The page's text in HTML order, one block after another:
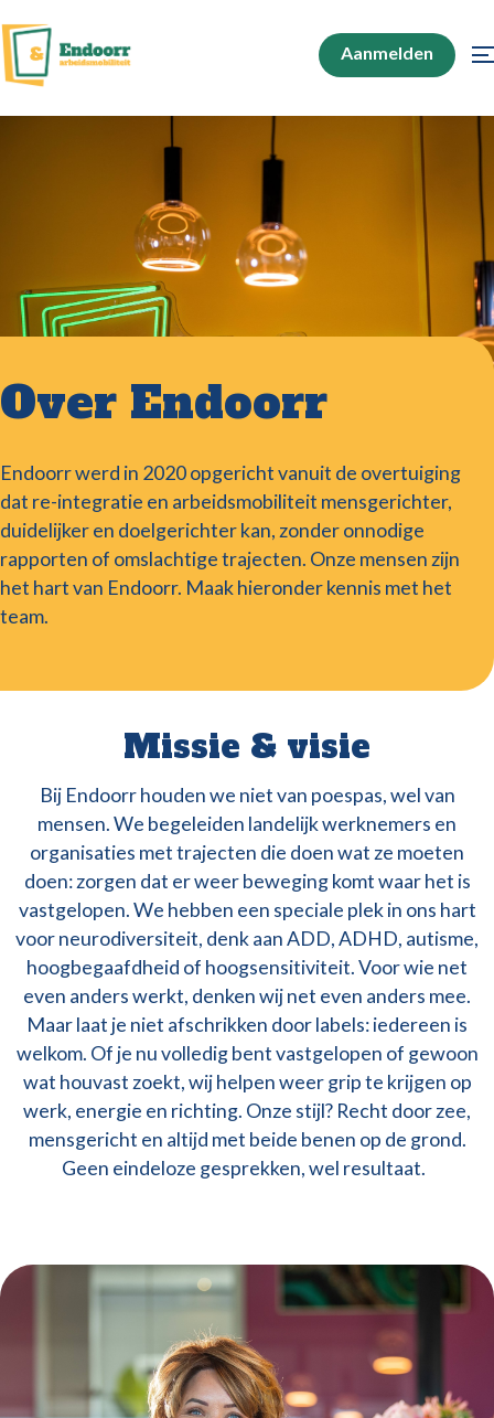
Aanmelden
Over Endoorr
Endoorr werd in 2020 opgericht vanuit de overtuiging
dat re-integratie en arbeidsmobiliteit mensgerichter,
duidelijker en doelgerichter kan, zonder onnodige
rapporten of omslachtige trajecten. Onze mensen zijn
het hart van Endoorr. Maak hieronder kennis met het
team.
Missie & visie
Bij Endoorr houden we niet van poespas, wel van
mensen. We begeleiden landelijk werknemers en
organisaties met trajecten die doen wat ze moeten
doen: zorgen dat er weer beweging komt waar het is
vastgelopen. We hebben een speciale plek in ons hart
voor neurodiversiteit, denk aan ADD, ADHD, autisme,
hoogbegaafdheid of hoogsensitiviteit. Voor wie net
even anders werkt, denken wij net even anders mee.
Maar laat je niet afschrikken door labels: iedereen is
welkom. Of je nu volledig bent vastgelopen of gewoon
wat houvast zoekt, wij helpen weer grip te krijgen op
werk, energie en richting. Onze stijl? Recht door zee,
mensgericht en altijd met beide benen op de grond.
Geen eindeloze gesprekken, wel resultaat.